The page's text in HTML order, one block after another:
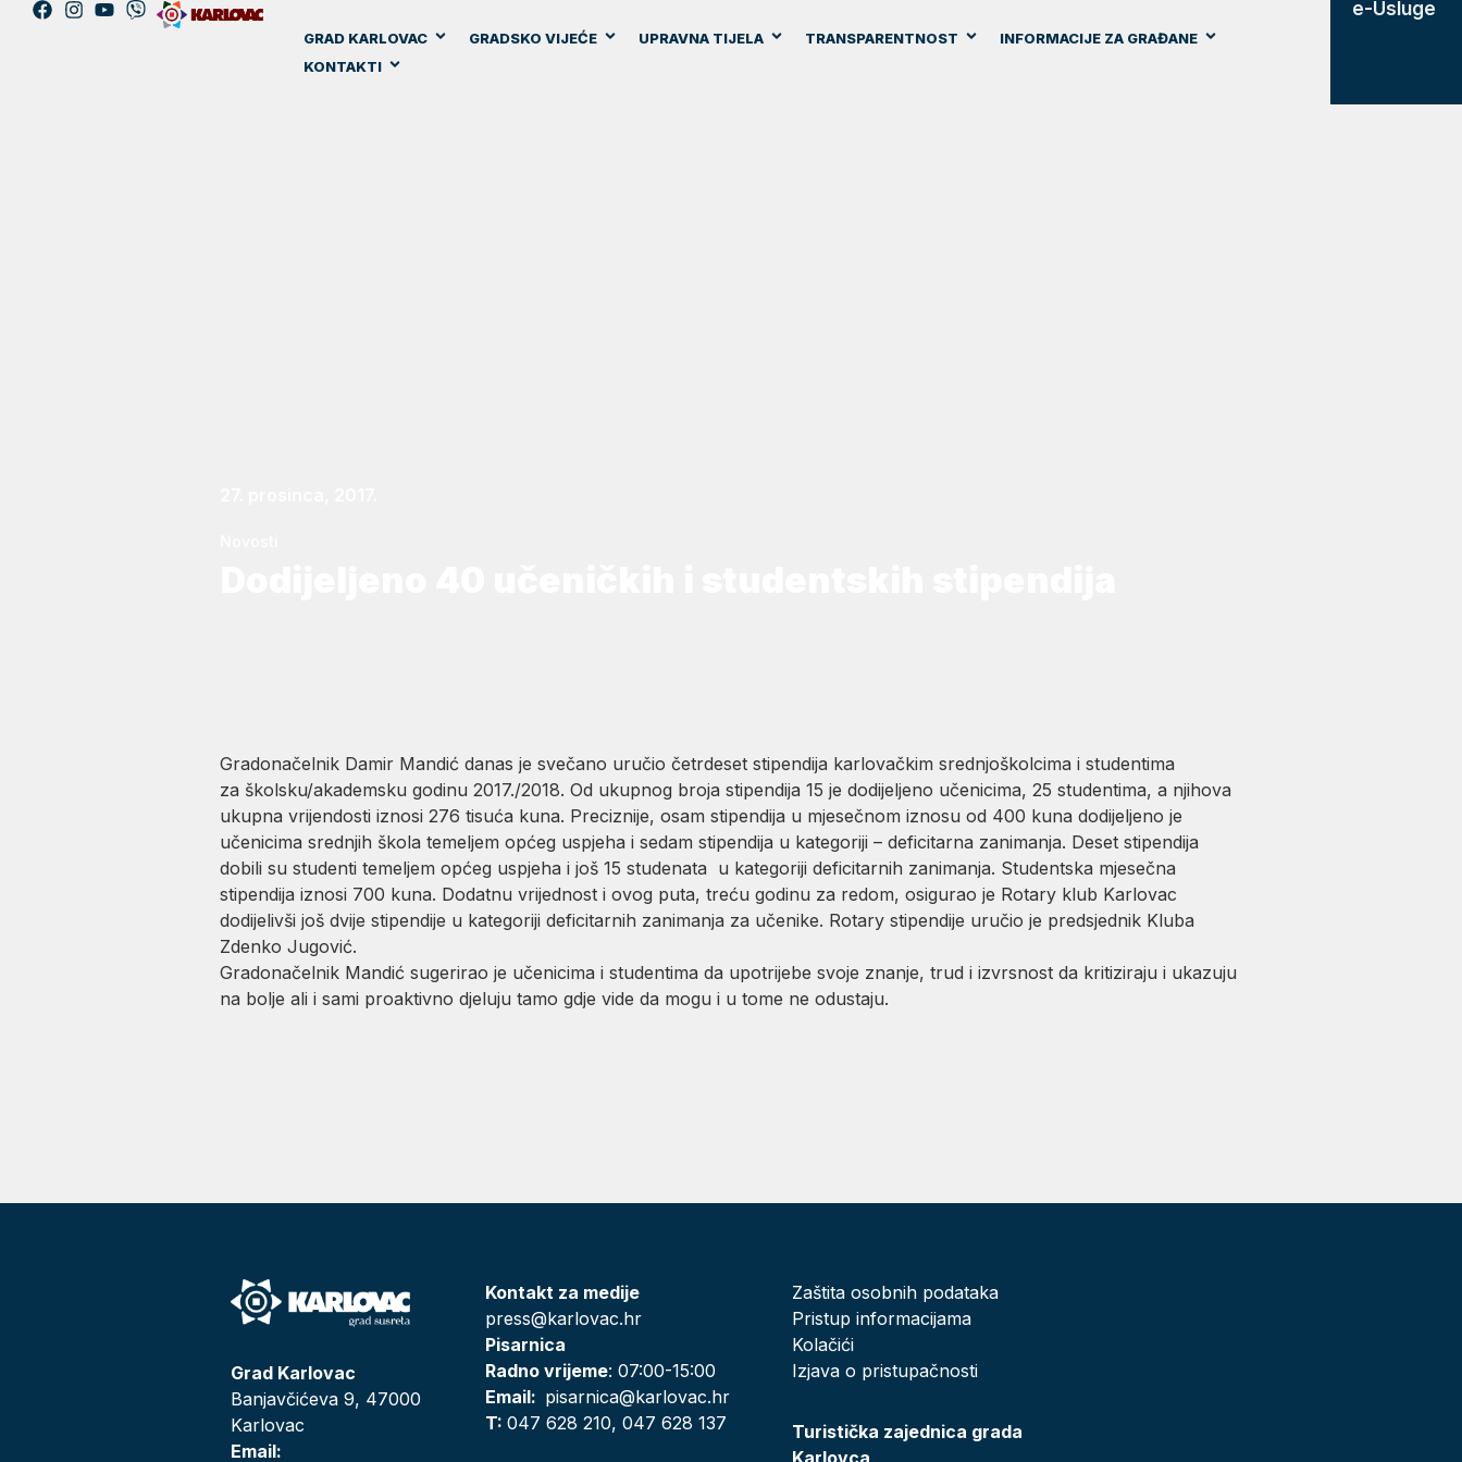
GRAD KARLOVAC GRADSKO VIJEĆE UPRAVNA TIJELA TRANSPARENTNOST
INFORMACIJE ZA GRAĐANE
KONTAKTI
e-Usluge
Gradonačelnik Damir Mandić danas je svečano uručio četrdeset stipendija karlovačkim srednjoškolcima i studentima
za školsku/akademsku godinu 2017./2018. Od ukupnog broja stipendija 15 je dodijeljeno učenicima, 25 studentima, a njihova
ukupna vrijendosti iznosi 276 tisuća kuna. Preciznije, osam stipendija u mjesečnom iznosu od 400 kuna dodijeljeno je
učenicima srednjih škola temeljem općeg uspjeha i sedam stipendija u kategoriji – deficitarna zanimanja. Deset stipendija
dobili su studenti temeljem općeg uspjeha i još 15 studenata u kategoriji deficitarnih zanimanja. Studentska mjesečna
stipendija iznosi 700 kuna. Dodatnu vrijednost i ovog puta, treću godinu za redom, osigurao je Rotary klub Karlovac
dodijelivši još dvije stipendije u kategoriji deficitarnih zanimanja za učenike. Rotary stipendije uručio je predsjednik Kluba
Zdenko Jugović.
Gradonačelnik Mandić sugerirao je učenicima i studentima da upotrijebe svoje znanje, trud i izvrsnost da kritiziraju i ukazuju
na bolje ali i sami proaktivno djeluju tamo gdje vide da mogu i u tome ne odustaju.
Grad Karlovac
Banjavčićeva 9, 47000
Karlovac
Email:
Kontakt za medije
press@karlovac.hr
Pisarnica
Radno vrijeme: 07:00-15:00
Email: pisarnica@karlovac.hr
T:047 628 210, 047 628 137
Zaštita osobnih podataka
Pristup informacijama
Kolačići
Izjava o pristupačnosti
Turistička zajednica grada
Karlovca